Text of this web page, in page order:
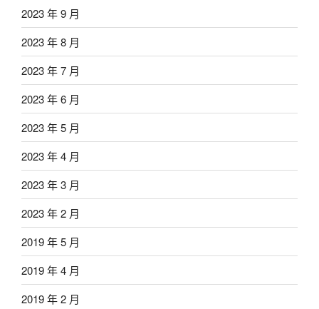
2023 年 9 月
2023 年 8 月
2023 年 7 月
2023 年 6 月
2023 年 5 月
2023 年 4 月
2023 年 3 月
2023 年 2 月
2019 年 5 月
2019 年 4 月
2019 年 2 月